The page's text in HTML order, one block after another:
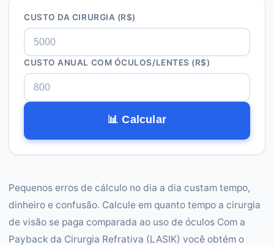
CUSTO DA CIRURGIA (R$)
CUSTO ANUAL COM ÓCULOS/LENTES (R$)
📊 Calcular
Pequenos erros de cálculo no dia a dia custam tempo,
dinheiro e confusão. Calcule em quanto tempo a cirurgia
de visão se paga comparada ao uso de óculos Com a
Payback da Cirurgia Refrativa (LASIK) você obtém o